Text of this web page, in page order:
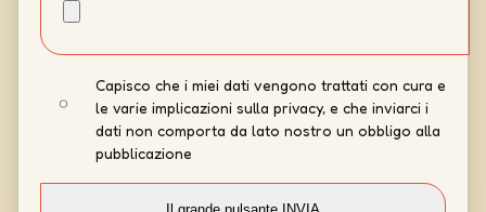
Capisco che i miei dati vengono trattati con cura e
le varie implicazioni sulla privacy, e che inviarci i
dati non comporta da lato nostro un obbligo alla
pubblicazione